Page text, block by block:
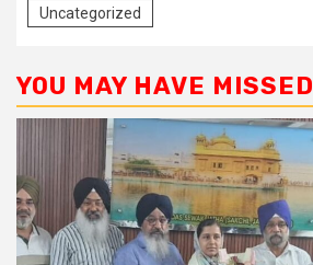
Uncategorized
YOU MAY HAVE MISSED